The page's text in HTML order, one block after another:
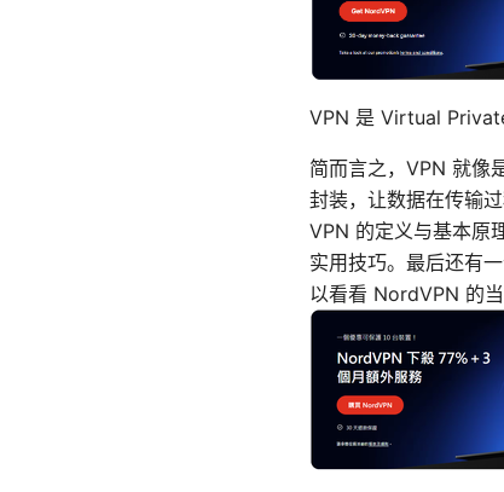
VPN 是 Virtual
简而言之，VPN 就像
封装，让数据在传输
VPN 的定义与基本原
实用技巧。最后还有
以看看 NordVPN 的